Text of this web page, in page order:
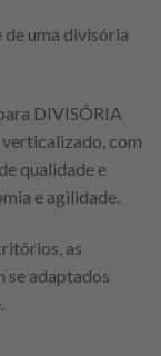
de uma divisória
DIVISÓRIA
com
qualidade e
e agilidade.
as
se adaptados